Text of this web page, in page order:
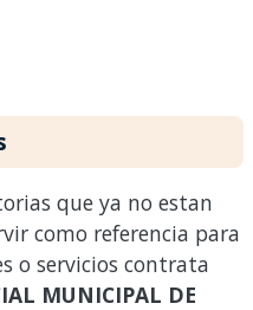
que ya no estan
como referencia para
o servicios contrata
MUNICIPAL DE